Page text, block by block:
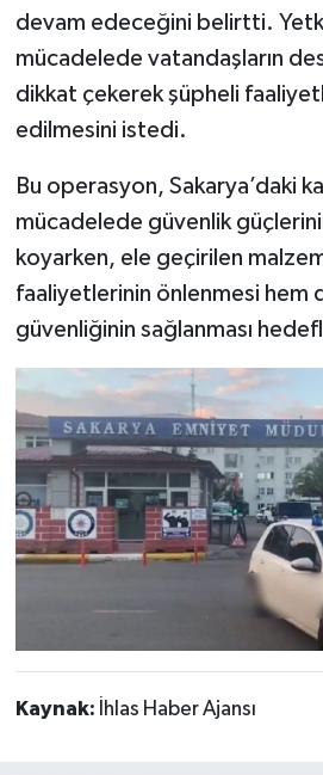
devam edeceğini belirtti.
mücadelede vatandaşların
dikkat çekerek şüpheli
edilmesini istedi.
Bu operasyon, Sakarya’daki
mücadelede güvenlik
koyarken, ele geçirilen
faaliyetlerinin önlenmesi hem
güvenliğinin sağlanması
Kaynak: İhlas Haber Ajansı